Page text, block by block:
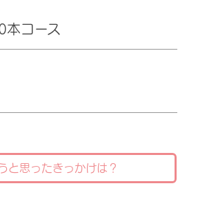
コース
と思ったきっかけは？